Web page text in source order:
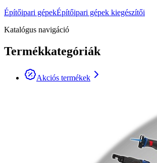
Építőipari gépekÉpítőipari gépek kiegészítői
Katalógus navigáció
Termékkategóriák
Akciós termékek